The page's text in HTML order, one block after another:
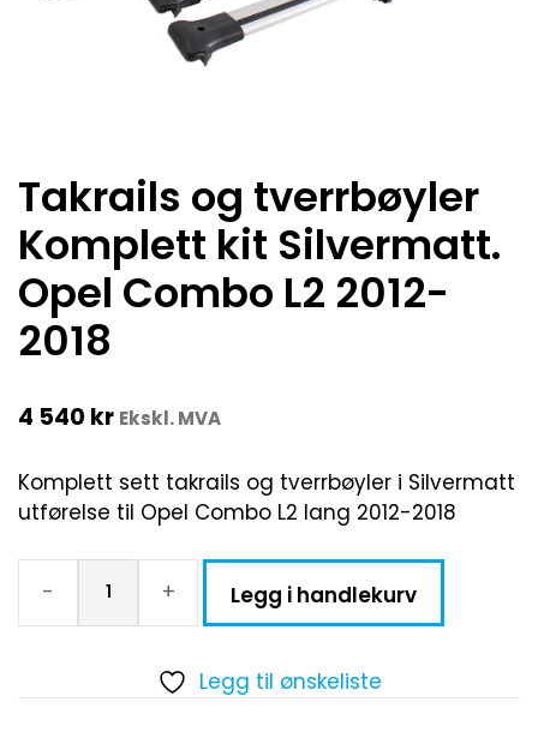
Takrails og tverrbøyler
Komplett kit Silvermatt.
Opel Combo L2 2012-
2018
4 540 kr Ekskl. MVA
Komplett sett takrails og tverrbøyler i Silvermatt
utførelse til Opel Combo L2 lang 2012-2018
- + Legg i handlekurv
Legg til ønskeliste